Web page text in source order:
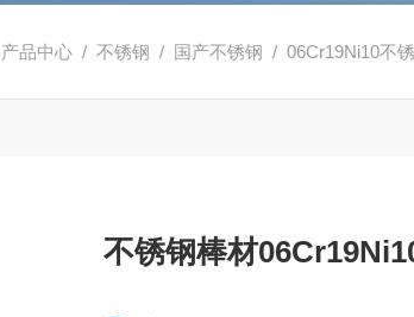
产品中心 /不锈钢 / 国产不锈钢 / 06Cr19Ni10不
不锈钢棒材